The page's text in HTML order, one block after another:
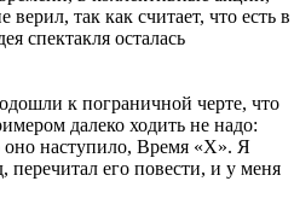
так как считает, что есть в
спектакля осталась
к пограничной черте, что
далеко ходить не надо:
оно наступило, Время «Х». Я
перечитал его повести, и у меня